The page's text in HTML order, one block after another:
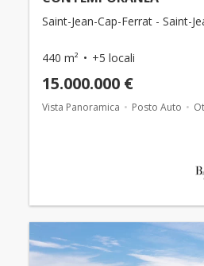
Saint-Jean-Cap-Ferrat - Saint-
440 m² +5 locali
15.000.000 €
Vista Panoramica Posto Auto